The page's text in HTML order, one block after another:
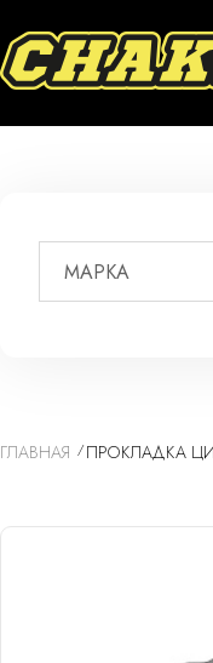
МАРКА
ГЛАВНАЯ ПРОКЛАДКА